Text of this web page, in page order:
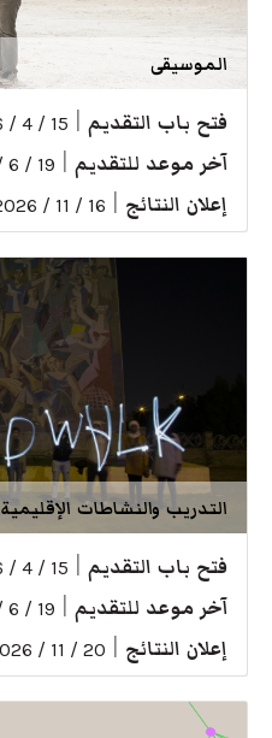
الموسيقى
فتح باب التقديم 15 / 4 / 2026
آخر موعد للتقديم 19 / 6 / 2026
إعلان النتائج 16 / 11 / 2026
التدريب والنشاطات الإقليمية
فتح باب التقديم 15 / 4 / 2026
آخر موعد للتقديم 19 / 6 / 2026
إعلان النتائج 20 / 11 / 2026